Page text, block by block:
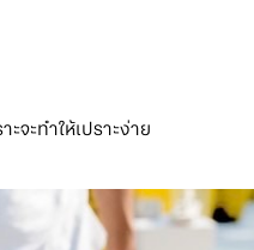
จะทำให้เปราะง่าย